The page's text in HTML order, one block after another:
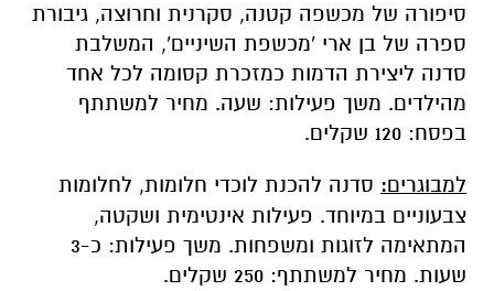
סיפורה של מכשפה קטנה, סקרנית וחרוצה, גיבורת
ספרה של בן ארי 'מכשפת השיניים', המשלבת
סדנה ליצירת הדמות כמזכרת קסומה לכל אחד
מהילדים. משך פעילות: שעה. מחיר למשתתף
בפסח: 120 שקלים.
למבוגרים: סדנה להכנת לוכדי חלומות, לחלומות
צבעוניים במיוחד. פעילות אינטימית ושקטה,
המתאימה לזוגות ומשפחות. משך פעילות: כ-3
שעות. מחיר למשתתף: 250 שקלים.